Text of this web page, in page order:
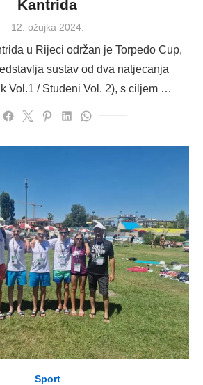
Kantrida
Posted
12. ožujka 2024.
u Rijeci održan je Torpedo Cup,
sustav od dva natjecanja
Vol.1 / Studeni Vol. 2), s ciljem …
Sport